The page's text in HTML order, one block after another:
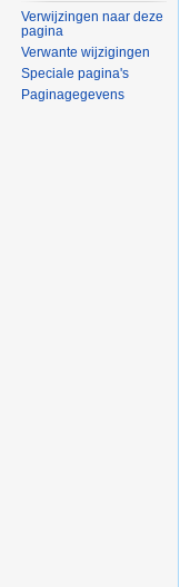
Verwijzingen naar deze
pagina
Verwante wijzigingen
Speciale pagina's
Paginagegevens